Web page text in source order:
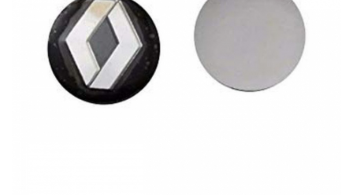
Testere multimarca
Testere Moto ATV